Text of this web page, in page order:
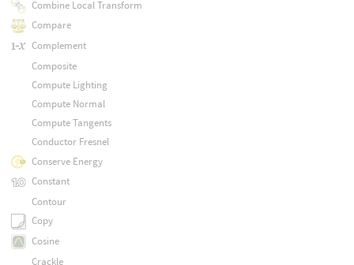
Combine Local Transform
Compare
Complement
Composite
Compute Lighting
Compute Normal
Compute Tangents
Conductor Fresnel
Conserve Energy
Constant
Contour
Copy
Cosine
Crackle